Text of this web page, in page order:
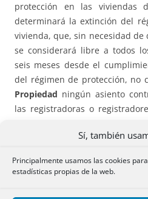
Sí, también
Principalmente usamos las cookies
estadísticas propias de la web.
protección en las viviendas
determinará la extinción del
vivienda, que, sin necesidad
se considerará libre a todos
seis meses desde el
del régimen de protección, no
Propiedad ningún asiento
las registradoras o
79.5, que modifica el art.